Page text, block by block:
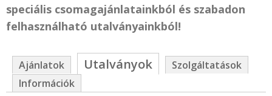
speciális csomagajánlatainkból és szabadon
felhasználható utalványainkból!
Ajánlatok Utalványok
Szolgáltatások
Információk